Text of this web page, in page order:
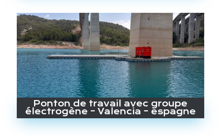
Ponton de travail avec groupe
électrogène – Valencia – espagne